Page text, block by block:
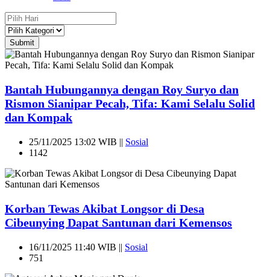
Submit
Bantah Hubungannya dengan Roy Suryo dan
Rismon Sianipar Pecah, Tifa: Kami Selalu Solid
dan Kompak
25/11/2025 13:02 WIB || Sosial
1142
Korban Tewas Akibat Longsor di Desa
Cibeunying Dapat Santunan dari Kemensos
16/11/2025 11:40 WIB || Sosial
751